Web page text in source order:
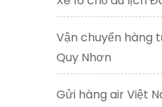
Vận chuyển hàng
Quy Nhơn
Gửi hàng air Việt